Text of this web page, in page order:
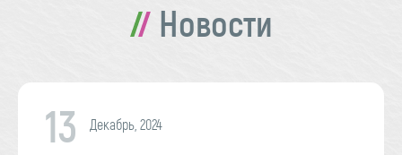
Новости
13 Декабрь, 2024